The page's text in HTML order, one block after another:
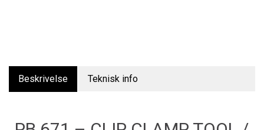
Beskrivelse Teknisk info